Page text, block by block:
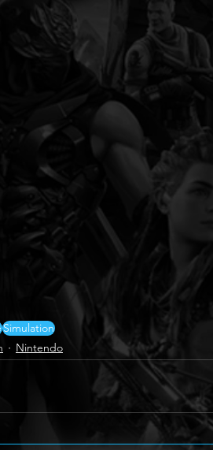
Simulation
Nintendo